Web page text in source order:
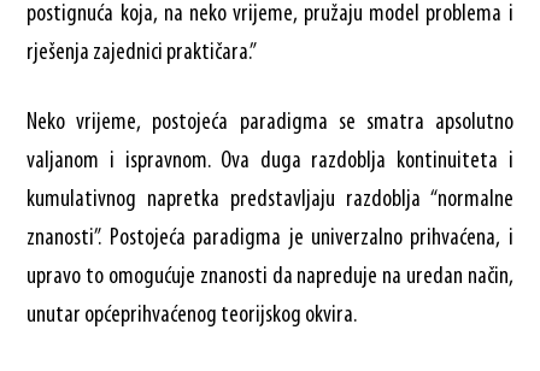
postignuća koja, na neko vrijeme, pružaju model problema i
rješenja zajednici praktičara.”
Neko vrijeme, postojeća paradigma se smatra apsolutno
valjanom i ispravnom. Ova duga razdoblja kontinuiteta i
kumulativnog napretka predstavljaju razdoblja “normalne
znanosti”. Postojeća paradigma je univerzalno prihvaćena, i
upravo to omogućuje znanosti da napreduje na uredan način,
unutar općeprihvaćenog teorijskog okvira.